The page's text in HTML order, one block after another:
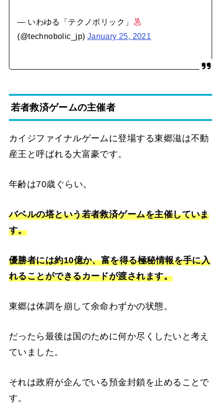
— いわゆる「テクノボリック」
(@technobolic_jp) January 25, 2021
若者救済ゲームの主催者
カイジファイナルゲームに登場する東郷滋は不動
産王と呼ばれる大富豪です。
年齢は70歳ぐらい。
バベルの塔という若者救済ゲームを主催していま
す。
優勝者には約10億か、富を得る極秘情報を手に入
れることができるカードが渡されます。
東郷は体調を崩して余命わずかの状態。
だったら最後は国のために何か尽くしたいと考え
ていました。
それは政府が企んでいる預金封鎖を止めることで
す。